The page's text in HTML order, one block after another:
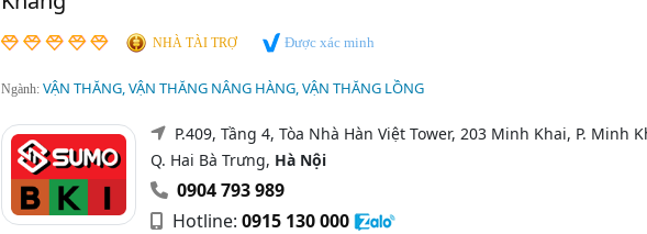
NHÀ TÀI TRỢ Được xác minh
Ngành: VẬN THĂNG, VẬN THĂNG NÂNG HÀNG, VẬN THĂNG LỒNG
P.409, Tầng 4, Tòa Nhà Hàn Việt Tower, 203 Minh Khai, P. Minh
Q. Hai Bà Trưng, Hà Nội
0904 793 989
Hotline: 0915 130 000